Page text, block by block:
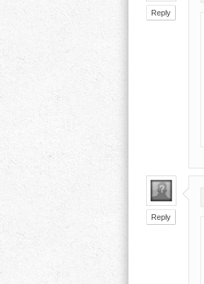
Reply
Reply